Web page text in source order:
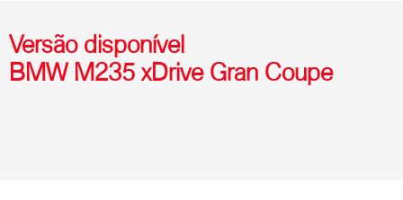
Versão disponível
BMW M235 xDrive Gran Coupe